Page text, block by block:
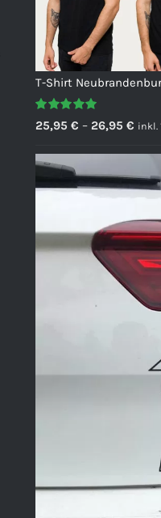
T-Shirt
Bewertet
mit5.00 von
25,95 € – 26,95 € inkl.